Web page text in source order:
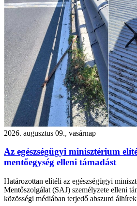
2026. augusztus 09., vasárnap
Az egészségügyi minisztérium
mentőegység elleni támadást
Határozottan elítéli az egészségügyi
Mentőszolgálat (SAJ) személyzete elleni
közösségi médiában terjedő abszurd